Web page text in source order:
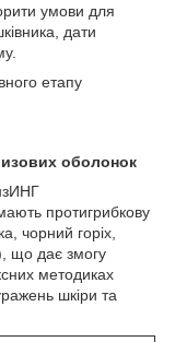
умови для
дати
етапу
оболонок
протигрибкову
чорний горіх,
що дає змогу
методиках
шкіри та